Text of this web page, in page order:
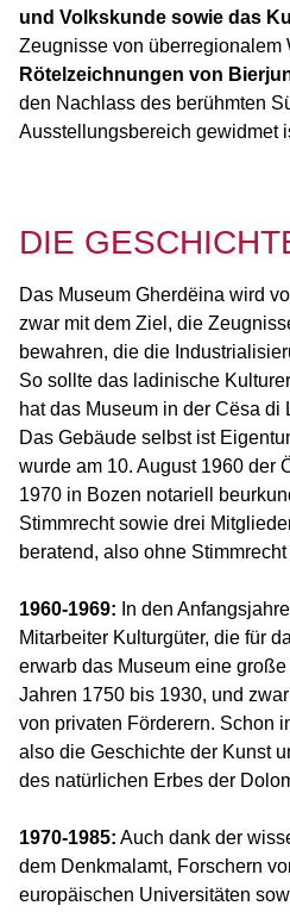
und Volkskunde sowie das
Zeugnisse von überregionalem
Rötelzeichnungen von
den Nachlass des berühmten
Ausstellungsbereich gewidmet
DIE
Das Museum Gherdëina wird
zwar mit dem Ziel, die
bewahren, die die
So sollte das ladinische
hat das Museum in der Cësa di
Das Gebäude selbst ist
wurde am 10. August 1960 der
1970 in Bozen notariell
Stimmrecht sowie drei
beratend, also ohne
1960-1969: In den
Mitarbeiter Kulturgüter, die für
erwarb das Museum eine
Jahren 1750 bis 1930, und
von privaten Förderern. Schon
also die Geschichte der Kunst
des natürlichen Erbes der
1970-1985: Auch dank der
dem Denkmalamt, Forschern
europäischen Universitäten